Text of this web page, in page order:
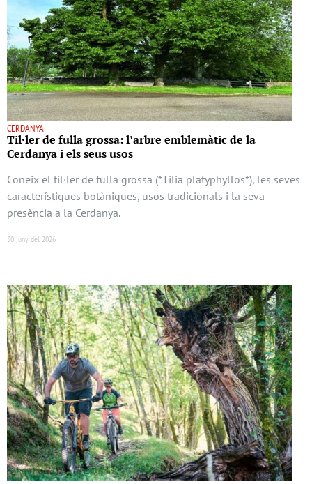
CERDANYA
Til·ler de fulla grossa: l’arbre emblemàtic de la
Cerdanya i els seus usos
Coneix el til·ler de fulla grossa (*Tilia platyphyllos*), les seves
característiques botàniques, usos tradicionals i la seva
presència a la Cerdanya.
30 juny del 2026